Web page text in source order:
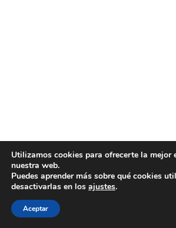
Utilizamos cookies para ofrecerte la mejor
nuestra web.
Puedes aprender más sobre qué cookies
desactivarlas en los ajustes.
Aceptar